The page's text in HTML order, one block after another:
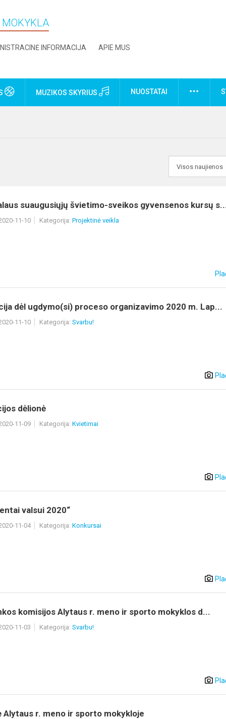
MOKYKLA
INFORMACIJA
APIE MUS
MUZIKOS SKYRIUS NUOSTATAI
suaugusiųjų švietimo-sveikos gyvensenos kursų
11-10 Kategorija: Projektinė veikla
dėl ugdymo(si) proceso organizavimo 2020 m. Lap...
11-10 Kategorija: Svarbu!
dėlionė
11-09 Kategorija: Kvietimai
valsui 2020“
11-04 Kategorija: Konkursai
komisijos Alytaus r. meno ir sporto mokyklos d...
11-03 Kategorija: Svarbu!
Alytaus r. meno ir sporto mokykloje